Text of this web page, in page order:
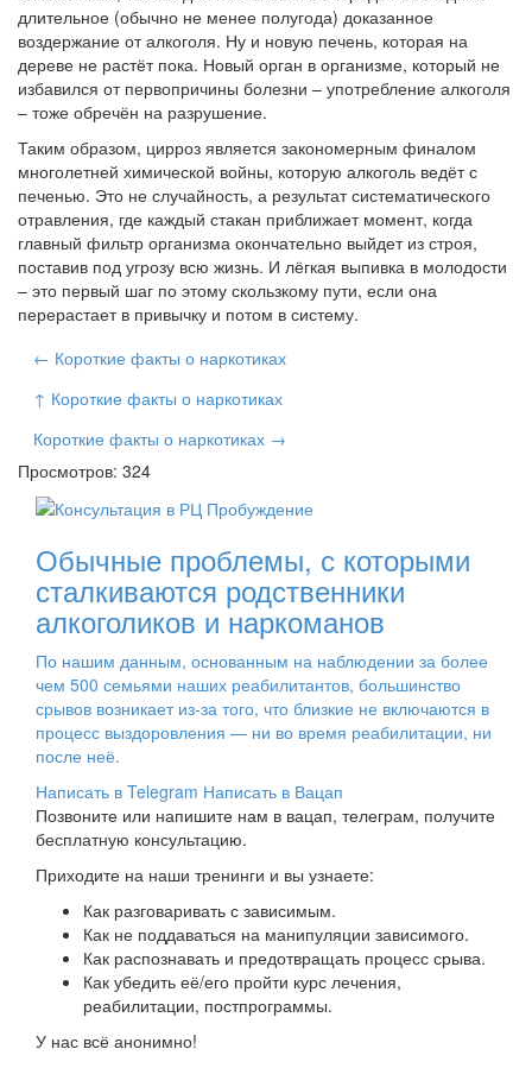
длительное (обычно не менее полугода) доказанное
воздержание от алкоголя. Ну и новую печень, которая на
дереве не растёт пока. Новый орган в организме, который не
избавился от первопричины болезни – употребление алкоголя
– тоже обречён на разрушение.
Таким образом, цирроз является закономерным финалом
многолетней химической войны, которую алкоголь ведёт с
печенью. Это не случайность, а результат систематического
отравления, где каждый стакан приближает момент, когда
главный фильтр организма окончательно выйдет из строя,
поставив под угрозу всю жизнь. И лёгкая выпивка в молодости
– это первый шаг по этому скользкому пути, если она
перерастает в привычку и потом в систему.
← Короткие факты о наркотиках
↑ Короткие факты о наркотиках
Короткие факты о наркотиках →
Просмотров: 324
Обычные проблемы, с которыми
сталкиваются родственники
алкоголиков и наркоманов
По нашим данным, основанным на наблюдении за более
чем 500 семьями наших реабилитантов, большинство
срывов возникает из-за того, что близкие не включаются в
процесс выздоровления — ни во время реабилитации, ни
после неё.
Написать в Telegram Написать в Вацап
Позвоните или напишите нам в вацап, телеграм, получите
бесплатную консультацию.
Приходите на наши тренинги и вы узнаете:
Как разговаривать с зависимым.
Как не поддаваться на манипуляции зависимого.
Как распознавать и предотвращать процесс срыва.
Как убедить её/его пройти курс лечения,
реабилитации, постпрограммы.
У нас всё анонимно!